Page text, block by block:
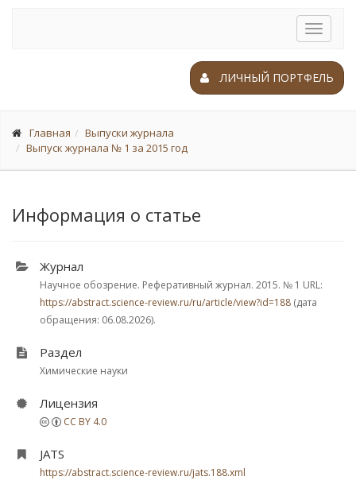
Toggle
ЛИЧНЫЙ ПОРТФЕЛЬ
Главная
Выпуски журнала
Выпуск журнала № 1 за 2015 год
Информация о статье
Журнал
Научное обозрение. Реферативный журнал. 2015. № 1 URL:
https://abstract.science-review.ru/ru/article/view?id=188 (дата
обращения: 06.08.2026).
Раздел
Химические науки
Лицензия
CC BY 4.0
JATS
https://abstract.science-review.ru/jats.188.xml